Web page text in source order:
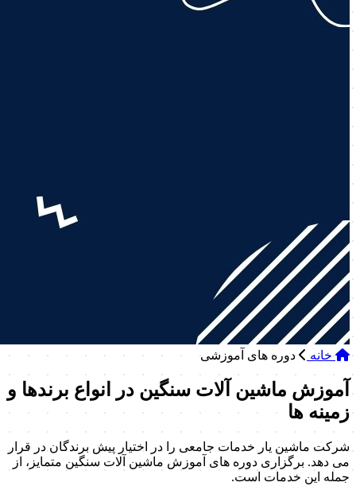
خانه دوره های آموزشی
آموزش ماشین آلات سنگین در انواع برندها و
زمینه ها
شرکت ماشین یار خدمات جامعی را در اختیار پیش برندگان در قرار
می دهد. برگزاری دوره های آموزش ماشین آلات سنگین متمایز، از
جمله این خدمات است.